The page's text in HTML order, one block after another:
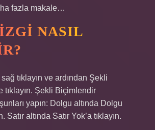
fazla makale…
NASIL
tıklayın ve ardından Şekli
tıklayın. Şekli Biçimlendir
yapın: Dolgu altında Dolgu
Satır altında Satır Yok’a tıklayın.